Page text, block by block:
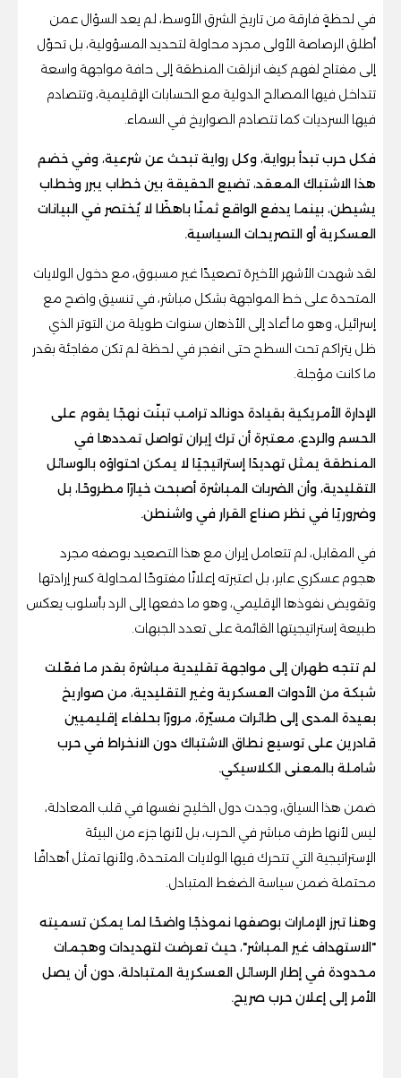
في لحظةٍ فارقة من تاريخ الشرق الأوسط، لم يعد السؤال عمن
أطلق الرصاصة الأولى مجرد محاولة لتحديد المسؤولية، بل تحوّل
إلى مفتاح لفهم كيف انزلقت المنطقة إلى حافة مواجهة واسعة
تتداخل فيها المصالح الدولية مع الحسابات الإقليمية، وتتصادم
فيها السرديات كما تتصادم الصواريخ في السماء.
فكل حرب تبدأ برواية، وكل رواية تبحث عن شرعية، وفي خضم
هذا الاشتباك المعقد، تضيع الحقيقة بين خطاب يبرر وخطاب
يشيطن، بينما يدفع الواقع ثمنًا باهظًا لا يُختصر في البيانات
العسكرية أو التصريحات السياسية.
لقد شهدت الأشهر الأخيرة تصعيدًا غير مسبوق، مع دخول الولايات
المتحدة على خط المواجهة بشكل مباشر، في تنسيق واضح مع
إسرائيل، وهو ما أعاد إلى الأذهان سنوات طويلة من التوتر الذي
ظل يتراكم تحت السطح حتى انفجر في لحظة لم تكن مفاجئة بقدر
ما كانت مؤجلة.
الإدارة الأمريكية بقيادة دونالد ترامب تبنّت نهجًا يقوم على
الحسم والردع، معتبرة أن ترك إيران تواصل تمددها في
المنطقة يمثل تهديدًا إستراتيجيًا لا يمكن احتواؤه بالوسائل
التقليدية، وأن الضربات المباشرة أصبحت خيارًا مطروحًا، بل
وضروريًا في نظر صناع القرار في واشنطن.
في المقابل، لم تتعامل إيران مع هذا التصعيد بوصفه مجرد
هجوم عسكري عابر، بل اعتبرته إعلانًا مفتوحًا لمحاولة كسر إرادتها
وتقويض نفوذها الإقليمي، وهو ما دفعها إلى الرد بأسلوب يعكس
طبيعة إستراتيجيتها القائمة على تعدد الجبهات.
لم تتجه طهران إلى مواجهة تقليدية مباشرة بقدر ما فعّلت
شبكة من الأدوات العسكرية وغير التقليدية، من صواريخ
بعيدة المدى إلى طائرات مسيّرة، مرورًا بحلفاء إقليميين
قادرين على توسيع نطاق الاشتباك دون الانخراط في حرب
شاملة بالمعنى الكلاسيكي.
ضمن هذا السياق، وجدت دول الخليج نفسها في قلب المعادلة،
ليس لأنها طرف مباشر في الحرب، بل لأنها جزء من البيئة
الإستراتيجية التي تتحرك فيها الولايات المتحدة، ولأنها تمثل أهدافًا
محتملة ضمن سياسة الضغط المتبادل.
وهنا تبرز الإمارات بوصفها نموذجًا واضحًا لما يمكن تسميته
"الاستهداف غير المباشر"، حيث تعرضت لتهديدات وهجمات
محدودة في إطار الرسائل العسكرية المتبادلة، دون أن يصل
الأمر إلى إعلان حرب صريح.